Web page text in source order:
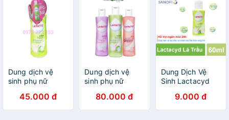
Dung dịch vệ
sinh phụ nữ
mùi 24 giờ 150ml
45.000 đ
Dung dịch vệ
sinh phụ nữ
80.000 đ
Dung Dịch Vệ
Sinh Lactacyd
Không& Nước
Hoa Hồng
9.000 đ